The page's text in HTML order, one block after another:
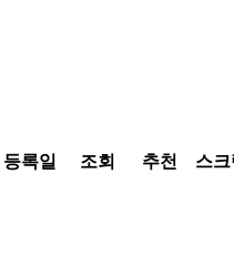
등록일 조회 추천 스